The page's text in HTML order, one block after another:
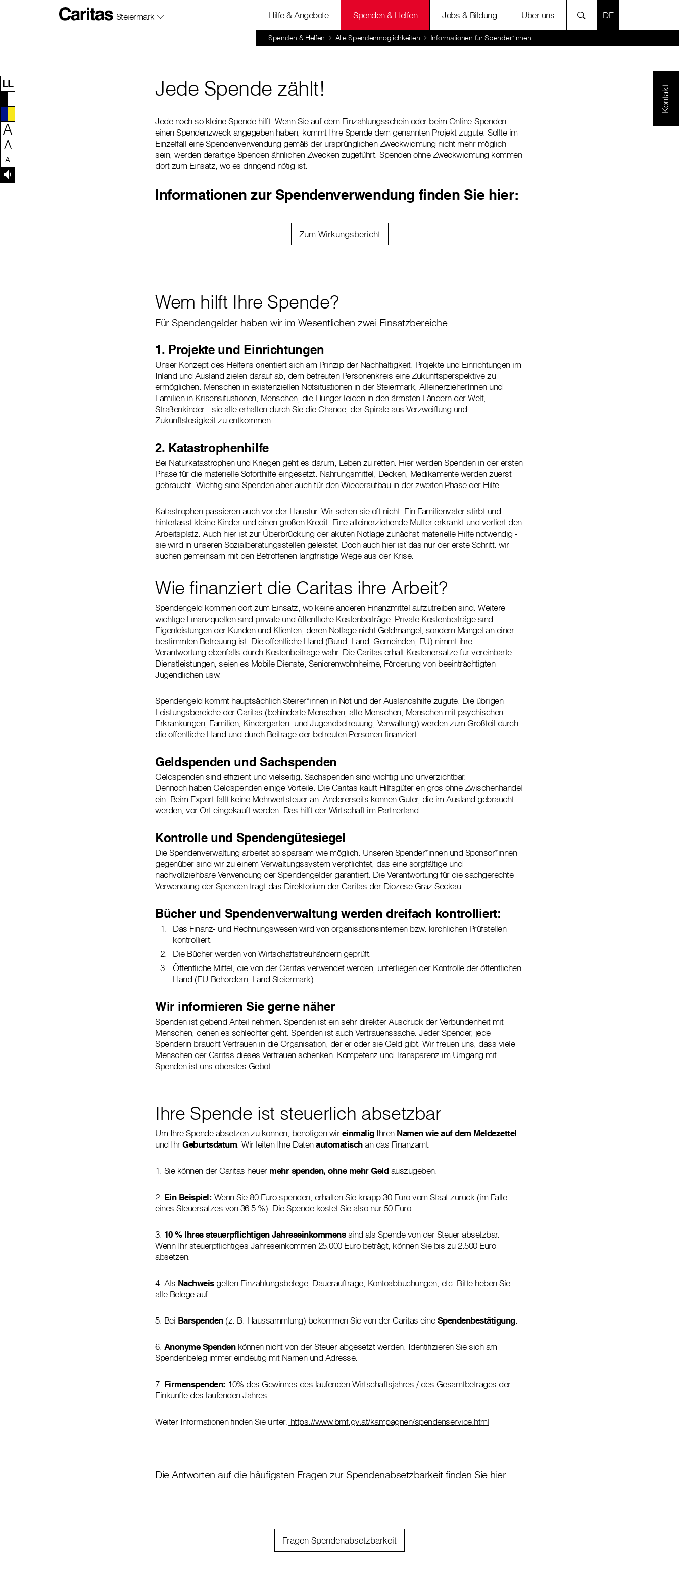
Zum Inhalt dieser Seite
Zur Navigation
Zum Footer dieser Seite
Steiermark Hilfe & Angebote Spenden & Helfen Jobs & Bildung Über uns SPRACHE
Spenden & Helfen Alle Spendenmöglichkeiten Informationen für Spender*innen
Kontakt
LL
A
A
A
Jede Spende zählt!
Jede noch so kleine Spende hilft. Wenn Sie auf dem Einzahlungsschein oder beim Online-Spenden
einen Spendenzweck angegeben haben, kommt Ihre Spende dem genannten Projekt zugute. Sollte im
Einzelfall eine Spendenverwendung gemäß der ursprünglichen Zweckwidmung nicht mehr möglich
sein, werden derartige Spenden ähnlichen Zwecken zugeführt. Spenden ohne Zweckwidmung kommen
dort zum Einsatz, wo es dringend nötig ist.
Informationen zur Spendenverwendung finden Sie hier:
Zum Wirkungsbericht
Wem hilft Ihre Spende?
Für Spendengelder haben wir im Wesentlichen zwei Einsatzbereiche:
1. Projekte und Einrichtungen
Unser Konzept des Helfens orientiert sich am Prinzip der Nachhaltigkeit. Projekte und Einrichtungen im
Inland und Ausland zielen darauf ab, dem betreuten Personenkreis eine Zukunftsperspektive zu
ermöglichen. Menschen in existenziellen Notsituationen in der Steiermark, AlleinerzieherInnen und
Familien in Krisensituationen, Menschen, die Hunger leiden in den ärmsten Ländern der Welt,
Straßenkinder - sie alle erhalten durch Sie die Chance, der Spirale aus Verzweiflung und
Zukunftslosigkeit zu entkommen.
2. Katastrophenhilfe
Bei Naturkatastrophen und Kriegen geht es darum, Leben zu retten. Hier werden Spenden in der ersten
Phase für die materielle Soforthilfe eingesetzt: Nahrungsmittel, Decken, Medikamente werden zuerst
gebraucht. Wichtig sind Spenden aber auch für den Wiederaufbau in der zweiten Phase der Hilfe.
Katastrophen passieren auch vor der Haustür. Wir sehen sie oft nicht. Ein Familienvater stirbt und
hinterlässt kleine Kinder und einen großen Kredit. Eine alleinerziehende Mutter erkrankt und verliert den
Arbeitsplatz. Auch hier ist zur Überbrückung der akuten Notlage zunächst materielle Hilfe notwendig -
sie wird in unseren Sozialberatungsstellen geleistet. Doch auch hier ist das nur der erste Schritt: wir
suchen gemeinsam mit den Betroffenen langfristige Wege aus der Krise.
Wie finanziert die Caritas ihre Arbeit?
Spendengeld kommen dort zum Einsatz, wo keine anderen Finanzmittel aufzutreiben sind. Weitere
wichtige Finanzquellen sind private und öffentliche Kostenbeiträge. Private Kostenbeiträge sind
Eigenleistungen der Kunden und Klienten, deren Notlage nicht Geldmangel, sondern Mangel an einer
bestimmten Betreuung ist. Die öffentliche Hand (Bund, Land, Gemeinden, EU) nimmt ihre
Verantwortung ebenfalls durch Kostenbeiträge wahr. Die Caritas erhält Kostenersätze für vereinbarte
Dienstleistungen, seien es Mobile Dienste, Seniorenwohnheime, Förderung von beeinträchtigten
Jugendlichen usw.
Spendengeld kommt hauptsächlich Steirer*innen in Not und der Auslandshilfe zugute. Die übrigen
Leistungsbereiche der Caritas (behinderte Menschen, alte Menschen, Menschen mit psychischen
Erkrankungen, Familien, Kindergarten- und Jugendbetreuung, Verwaltung) werden zum Großteil durch
die öffentliche Hand und durch Beiträge der betreuten Personen finanziert.
Geldspenden und Sachspenden
Geldspenden sind effizient und vielseitig. Sachspenden sind wichtig und unverzichtbar.
Dennoch haben Geldspenden einige Vorteile: Die Caritas kauft Hilfsgüter en gros ohne Zwischenhandel
ein. Beim Export fällt keine Mehrwertsteuer an. Andererseits können Güter, die im Ausland gebraucht
werden, vor Ort eingekauft werden. Das hilft der Wirtschaft im Partnerland.
Kontrolle und Spendengütesiegel
Die Spendenverwaltung arbeitet so sparsam wie möglich. Unseren Spender*innen und Sponsor*innen
gegenüber sind wir zu einem Verwaltungssystem verpflichtet, das eine sorgfältige und
nachvollziehbare Verwendung der Spendengelder garantiert. Die Verantwortung für die sachgerechte
Verwendung der Spenden trägt das Direktorium der Caritas der Diözese Graz Seckau.
Bücher und Spendenverwaltung werden dreifach kontrolliert:
Das Finanz- und Rechnungswesen wird von organisationsinternen bzw. kirchlichen Prüfstellen
kontrolliert.
Die Bücher werden von Wirtschaftstreuhändern geprüft.
Öffentliche Mittel, die von der Caritas verwendet werden, unterliegen der Kontrolle der öffentlichen
Hand (EU-Behördern, Land Steiermark)
Wir informieren Sie gerne näher
Spenden ist gebend Anteil nehmen. Spenden ist ein sehr direkter Ausdruck der Verbundenheit mit
Menschen, denen es schlechter geht. Spenden ist auch Vertrauenssache. Jeder Spender, jede
Spenderin braucht Vertrauen in die Organisation, der er oder sie Geld gibt. Wir freuen uns, dass viele
Menschen der Caritas dieses Vertrauen schenken. Kompetenz und Transparenz im Umgang mit
Spenden ist uns oberstes Gebot.
Ihre Spende ist steuerlich absetzbar
Um Ihre Spende absetzen zu können, benötigen wireinmaligIhren Namen wie auf dem Meldezettel
und IhrGeburtsdatum . Wir leiten Ihre Datenautomatischan das Finanzamt.
1. Sie können der Caritas heuer mehr spenden, ohne mehr Geldauszugeben.
2. Ein Beispiel: Wenn Sie 80 Euro spenden, erhalten Sie knapp 30 Euro vom Staat zurück (im Falle
eines Steuersatzes von 36.5 %). Die Spende kostet Sie also nur 50 Euro.
3. 10 % Ihres steuerpflichtigen Jahreseinkommenssind als Spende von der Steuer absetzbar.
Wenn Ihr steuerpflichtiges Jahreseinkommen 25.000 Euro beträgt, können Sie bis zu 2.500 Euro
absetzen.
4. Als Nachweisgelten Einzahlungsbelege, Daueraufträge, Kontoabbuchungen, etc. Bitte heben Sie
alle Belege auf.
5. Bei Barspenden(z. B. Haussammlung) bekommen Sie von der Caritas eineSpendenbestätigung.
6. Anonyme Spendenkönnen nicht von der Steuer abgesetzt werden. Identifizieren Sie sich am
Spendenbeleg immer eindeutig mit Namen und Adresse.
7. Firmenspenden: 10% des Gewinnes des laufenden Wirtschaftsjahres / des Gesamtbetrages der
Einkünfte des laufenden Jahres.
Weiter Informationen finden Sie unter: https://www.bmf.gv.at/kampagnen/spendenservice.html
Die Antworten auf die häufigsten Fragen zur Spendenabsetzbarkeit finden Sie hier:
Fragen Spendenabsetzbarkeit